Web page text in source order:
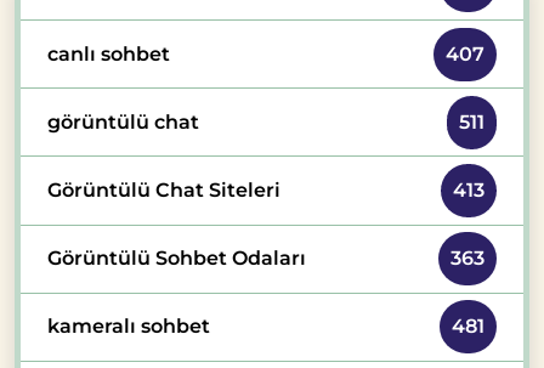
canlı sohbet 407
görüntülü chat 511
Görüntülü Chat Siteleri 413
Görüntülü Sohbet Odaları 363
kameralı sohbet 481